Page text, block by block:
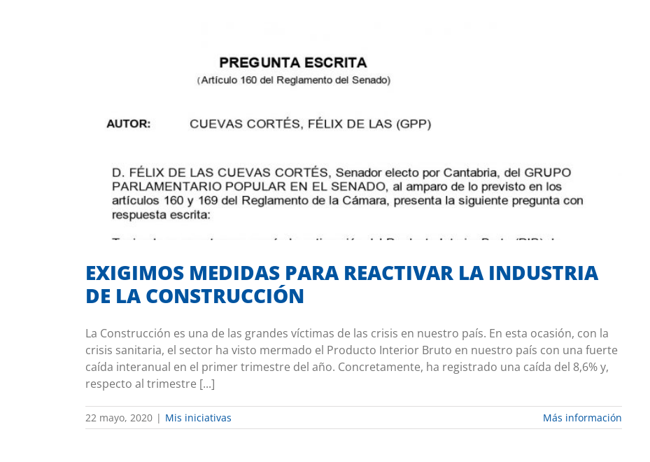
EXIGIMOS MEDIDAS PARA REACTIVAR LA INDUSTRIA
DE LA CONSTRUCCIÓN
La Construcción es una de las grandes víctimas de las crisis en nuestro país. En esta ocasión, con la
crisis sanitaria, el sector ha visto mermado el Producto Interior Bruto en nuestro país con una fuerte
caída interanual en el primer trimestre del año. Concretamente, ha registrado una caída del 8,6% y,
respecto al trimestre [...]
22 mayo, 2020 | Mis iniciativas Más información